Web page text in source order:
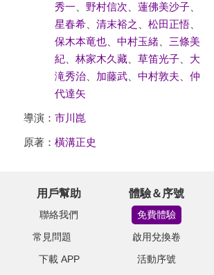
秀一
野村信次 蓮佛美沙子、
星春希、 清末裕之 松田正悟、
保木本竜也、 中村玉緒、 三條美
紀、 林家木久藏、 草笛光子、 大
滝秀治、 加藤武、 中村敦夫
仲
代達矢
導演： 市川崑
原著： 橫溝正史
用戶幫助
聯絡我們
常見問題
下載 APP
體驗＆序號
免費體驗
啟用兌換卷
活動序號